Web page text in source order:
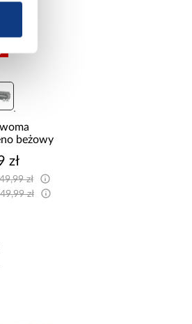
Narożnik Como z dwoma
pojemnikami sztruks beżowy
Najniższa cena:
Cena regularna: